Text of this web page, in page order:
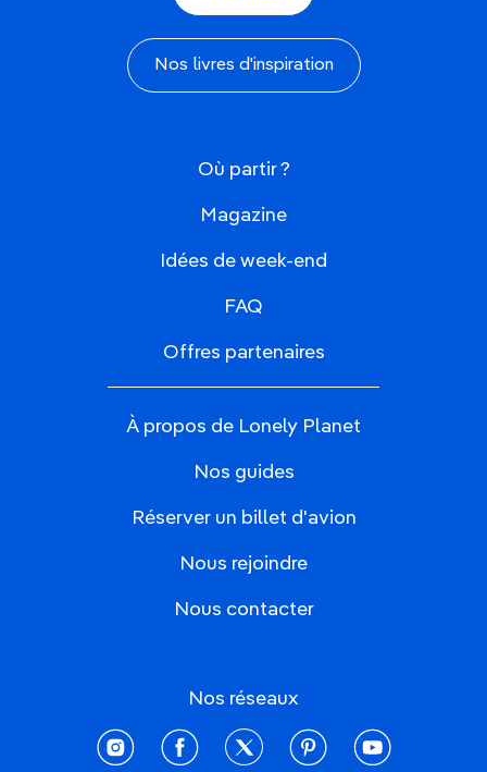
Nos livres d'inspiration
Où partir ?
Magazine
Idées de week-end
FAQ
Offres partenaires
À propos de Lonely Planet
Nos guides
Réserver un billet d'avion
Nous rejoindre
Nous contacter
Nos réseaux
instagramfacebooktwitter pinterestyoutube